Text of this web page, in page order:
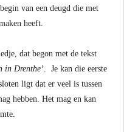
van een deugd die met
heeft.
dat begon met de tekst
in Drenthe’. Je kan die eerste
ligt dat er veel is tussen
hebben. Het mag en kan